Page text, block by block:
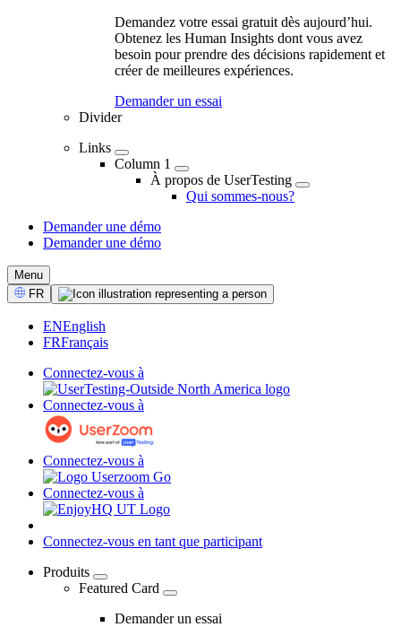
Demandez votre essai gratuit dès aujourd’hui.
Obtenez les Human Insights dont vous avez
besoin pour prendre des décisions rapidement et
créer de meilleures expériences.
Demander un essai
Divider
Links
Column 1
À propos de UserTesting
Qui sommes-nous?
CTA
Demander une démo
Demander une démo
Menu
Select
Language
FR
ENEnglish
FRFrançais
Connectez-vous à
Connectez-vous à
Connectez-vous à
Connectez-vous à
Connectez-vous en tant que participant
Produits
Featured Card
Demander un essai